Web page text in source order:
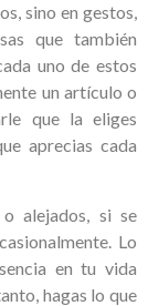
sino en gestos,
que también
uno de estos
un artículo o
que la eliges
aprecias cada
alejados, si se
Lo
en tu vida
hagas lo que